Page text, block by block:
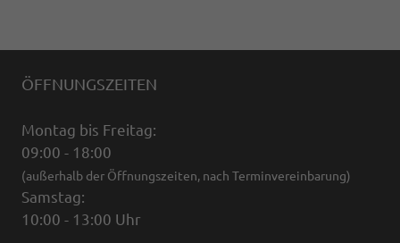
ÖFFNUNGSZEITEN
Montag bis Freitag:
09:00 - 18:00
(außerhalb der Öffnungszeiten, nach Terminvereinbarung)
Samstag:
10:00 - 13:00 Uhr